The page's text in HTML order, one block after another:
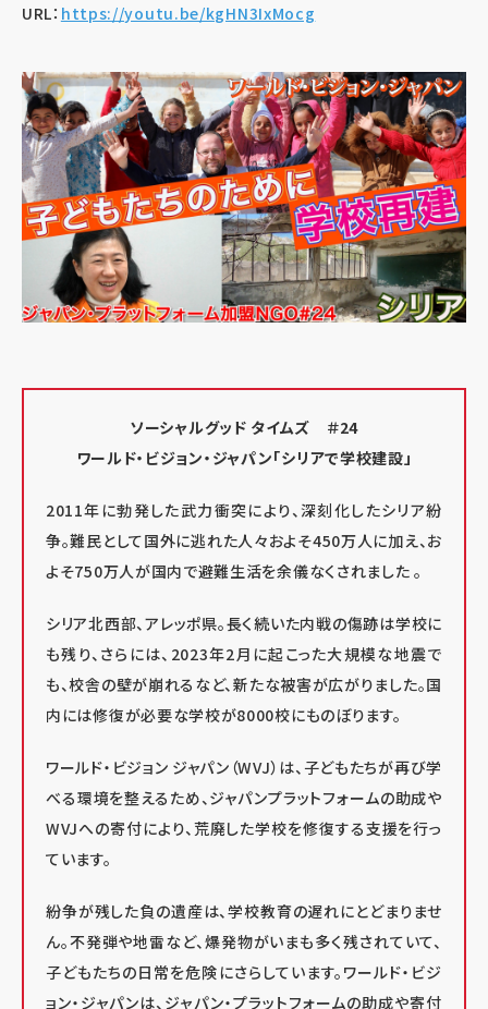
URL： https://youtu.be/kgHN3IxMocg
ソーシャルグッド タイムズ ＃24
ワールド・ビジョン・ジャパン「シリアで学校建設」
2011年に勃発した武力衝突により、深刻化したシリア紛
争。難民として国外に逃れた人々およそ450万人に加え、お
よそ750万人が国内で避難生活を余儀なくされました 。
シリア北西部、アレッポ県。長く続いた内戦の傷跡は学校に
も残り、さらには、2023年2月に起こった大規模な地震で
も、校舎の壁が崩れるなど、新たな被害が広がりました。国
内には修復が必要な学校が8000校にものぼります。
ワールド・ビジョン ジャパン（WVJ）は、子どもたちが再び学
べる環境を整えるため、ジャパンプラットフォームの助成や
WVJへの寄付により、荒廃した学校を修復する支援を行っ
ています。
紛争が残した負の遺産は、学校教育の遅れにとどまりませ
ん。不発弾や地雷など、爆発物がいまも多く残されていて、
子どもたちの日常を危険にさらしています。ワールド・ビジ
ョン・ジャパンは、ジャパン・プラットフォームの助成や寄付